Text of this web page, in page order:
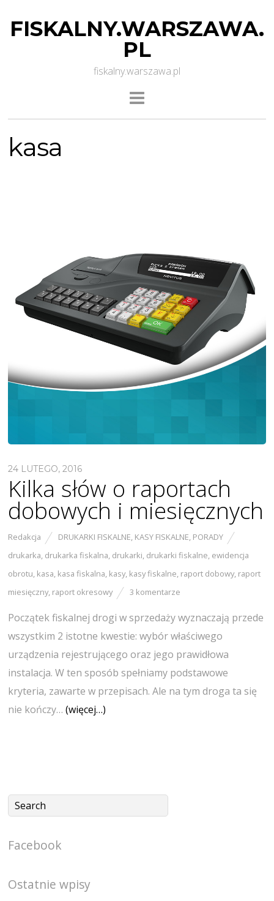
FISKALNY.WARSZAWA.
PL
fiskalny.warszawa.pl
kasa
24 LUTEGO, 2016
Kilka słów o raportach
dobowych i miesięcznych
Redakcja DRUKARKI FISKALNE, KASY FISKALNE, PORADY
drukarka, drukarka fiskalna, drukarki, drukarki fiskalne, ewidencja
obrotu, kasa, kasa fiskalna, kasy, kasy fiskalne, raport dobowy, raport
miesięczny, raport okresowy 3 komentarze
Początek fiskalnej drogi w sprzedaży wyznaczają przede
wszystkim 2 istotne kwestie: wybór właściwego
urządzenia rejestrującego oraz jego prawidłowa
instalacja. W ten sposób spełniamy podstawowe
kryteria, zawarte w przepisach. Ale na tym droga ta się
nie kończy…(więcej…)
Facebook
Ostatnie wpisy